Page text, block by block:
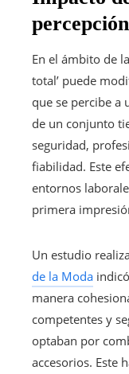
En el ámbito de la
total’ puede
que se percibe a
de un conjunto
seguridad,
fiabilidad. Este
entornos
primera
Un estudio
de la Moda
manera
competentes y
optaban por
accesorios. Este